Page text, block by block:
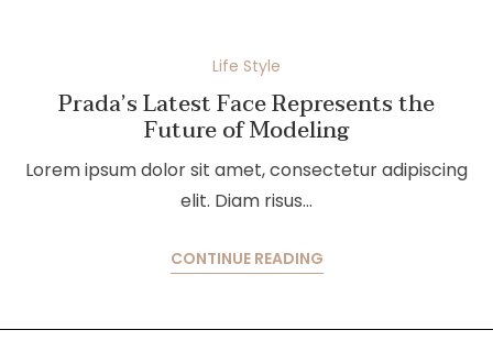
Life Style
Prada’s Latest Face Represents the
Future of Modeling
Lorem ipsum dolor sit amet, consectetur adipiscing
elit. Diam risus…
CONTINUE READING